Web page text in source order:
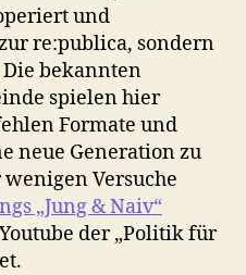
und
re:publica, sondern
Die bekannten
spielen hier
Formate und
neue Generation zu
Versuche
„Jung & Naiv“
der „Politik für